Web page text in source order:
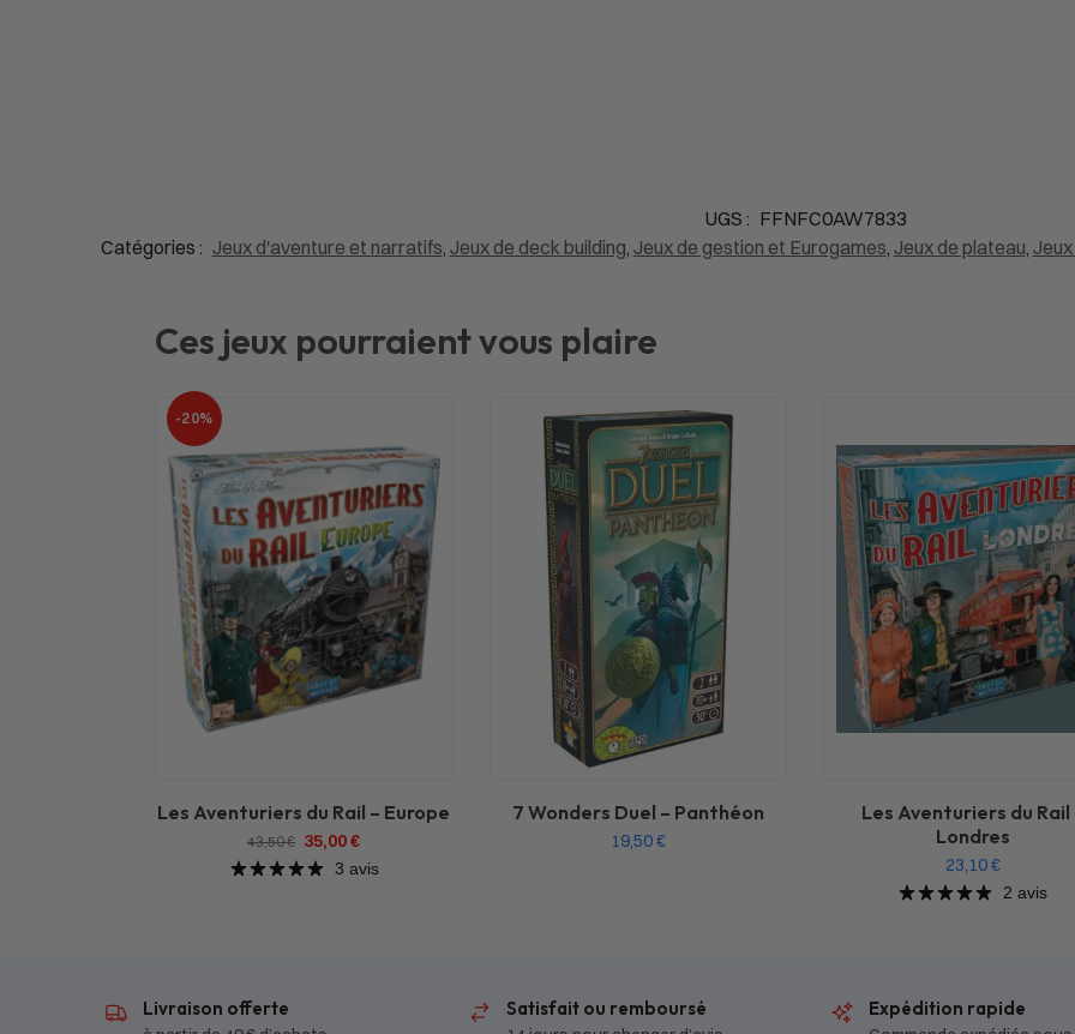
UGS : FFNFC0AW7833
Catégories : Jeux d'aventure et narratifs, Jeux de deck building, Jeux de gestion et Eurogames, Jeux de plateau,
Ces jeux pourraient vous plaire
-20%
Les Aventuriers du Rail – Europe
43,50€ 35,00€
3 avis
7 Wonders Duel – Panthéon
19,50€
Les Aventuriers du Rail
Londres
23,10€
2 avis
Livraison offerte Satisfait ou remboursé Expédition rapide